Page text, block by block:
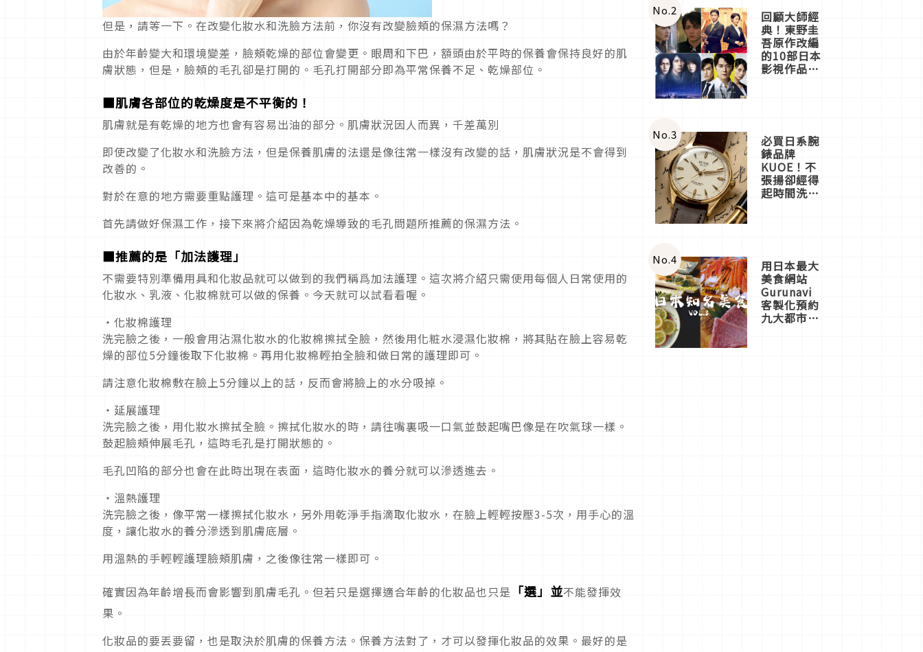
但是，請等一下。在改變化妝水和洗臉方法前，你沒有改變臉頰的保濕方法嗎？
由於年齡變大和環境變差，臉頰乾燥的部位會變更。眼周和下巴，額頭由於平時的保養會保持良好的肌
膚狀態，但是，臉頰的毛孔卻是打開的。毛孔打開部分即為平常保養不足、乾燥部位。
■肌膚各部位的乾燥度是不平衡的！
肌膚就是有乾燥的地方也會有容易出油的部分。肌膚狀況因人而異，千差萬別
即使改變了化妝水和洗臉方法，但是保養肌膚的法還是像往常一樣沒有改變的話，肌膚狀況是不會得到
改善的。
對於在意的地方需要重點護理。這可是基本中的基本。
首先請做好保濕工作，接下來將介紹因為乾燥導致的毛孔問題所推薦的保濕方法。
■推薦的是「加法護理」
不需要特別準備用具和化妝品就可以做到的我們稱爲加法護理。這次將介紹只需使用每個人日常使用的
化妝水、乳液、化妝棉就可以做的保養。今天就可以試看看喔。
・化妝棉護理
洗完臉之後，一般會用沾濕化妝水的化妝棉擦拭全臉，然後用化粧水浸濕化妝棉，將其貼在臉上容易乾
燥的部位5分鐘後取下化妝棉。再用化妝棉輕拍全臉和做日常的護理即可。
請注意化妝棉敷在臉上5分鐘以上的話，反而會將臉上的水分吸掉。
・延展護理
洗完臉之後，用化妝水擦拭全臉。擦拭化妝水的時，請往嘴裏吸一口氣並鼓起嘴巴像是在吹氣球一樣。
鼓起臉頰伸展毛孔，這時毛孔是打開狀態的。
毛孔凹陷的部分也會在此時出現在表面，這時化妝水的養分就可以滲透進去。
・溫熱護理
洗完臉之後，像平常一樣擦拭化妝水，另外用乾淨手指滴取化妝水，在臉上輕輕按壓3-5次，用手心的溫
度，讓化妝水的養分滲透到肌膚底層。
用溫熱的手輕輕護理臉頰肌膚，之後像往常一樣即可。
確實因為年齡增長而會影響到肌膚毛孔。但若只是選擇適合年齡的化妝品也只是 「選」並不能發揮效
果。
化妝品的要丟要留，也是取決於肌膚的保養方法。保養方法對了，才可以發揮化妝品的效果。最好的是
體驗
No.2 回顧大師經
典！東野圭
吾原作改編
的10部日本
影視作品推
No.3 必買日系腕
錶品牌
KUOE！不
張揚卻經得
起時間洗鍊
No.4 用日本最大
美食網站
Gurunavi
客製化預約
九大都市餐